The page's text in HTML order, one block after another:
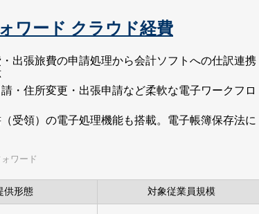
ワード クラウド経費
出張旅費の申請処理から会計ソフトへの仕訳連携
・住所変更・出張申請など柔軟な電子ワークフロ
受領）の電子処理機能も搭載。電子帳簿保存法に
ワード
供形態 対象従業員規模